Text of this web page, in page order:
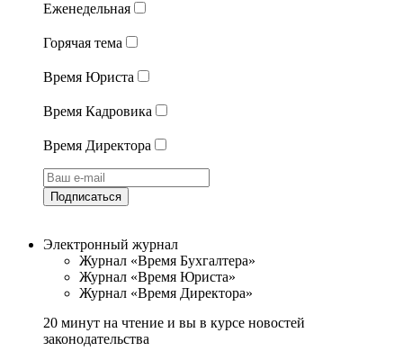
Еженедельная
Горячая тема
Время Юриста
Время Кадровика
Время Директора
Подписаться
Электронный журнал
Журнал «Время Бухгалтера»
Журнал «Время Юриста»
Журнал «Время Директора»
20 минут на чтение и вы в курсе новостей
законодательства